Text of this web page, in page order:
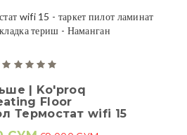
| Ko'proq
Floor
Термостат wifi 15